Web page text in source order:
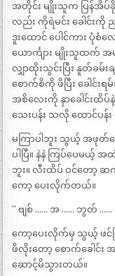
အတိုင်း မျိုးသူက ပြန်အိပ်ခို
လည်း ကိုရဲမင်း ခေါင်းကို
ဒူးထောင် ပေါင်ကား ပုံ
ယောင်္ကျား မျိုးသူထက် အမ
လျှာထိုးသွင်းပြီး နူတ်ခမ်
စောက်စိကို ဖိပြီး ခေါင်းရ
အစိလေးကို နှာခေါင်းထိ
သေးပန်း သလို ထောင်ပန်း
မကြာပါဘူး သွယ့် အဖုတ်
ပါပြီ။ နဲနဲ ကြပ်ပေမယ့်
ဘူး။ လီးထိပ် ဝင်တော့
ကော့ ပေးလိုက်တယ်။
” ဗျစ် …… အ …… ဘွတ်
ကော့ပေးလိုက်မှ သွယ့် ဖင်က
ဖိလိုးတော့ စောက်ခေါင်း
ဆောင့်မိသွားတယ်။